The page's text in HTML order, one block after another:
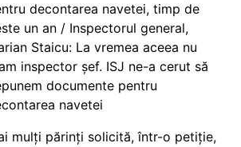
decontarea navetei, timp de
un an / Inspectorul general,
Staicu: La vremea aceea nu
inspector șef. ISJ ne-a cerut să
documente pentru
navetei
mulți părinți solicită, într-o petiție,